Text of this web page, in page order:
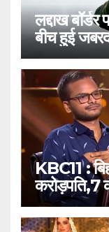
लद्दाख
बीच हुई
KBC11 :
करोड़पति,7